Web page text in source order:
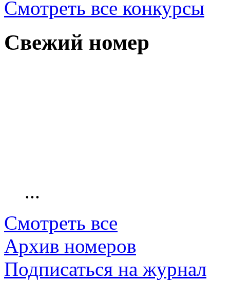
Смотреть все конкурсы
Свежий номер
...
Смотреть все
Архив номеров
Подписаться на журнал